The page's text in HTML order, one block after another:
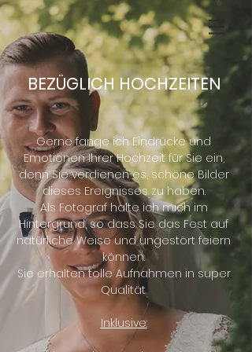
BEZÜGLICH HOCHZEITEN
Gerne fange ich Eindrücke und
Emotionen Ihrer Hochzeit für Sie ein,
denn Sie verdienen es, schöne Bilder
dieses Ereignisses zu haben.
Als Fotograf halte ich mich im
Hintergrund, so dass Sie das Fest auf
natürliche Weise und ungestört feiern
können.
Sie erhalten tolle Aufnahmen in super
Qualität.
Inklusive: